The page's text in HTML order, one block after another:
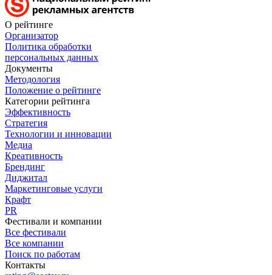
О рейтинге
Организатор
Политика обработки
персональных данных
Документы
Методология
Положение о рейтинге
Категории рейтинга
Эффективность
Стратегия
Технологии и инновации
Медиа
Креативность
Брендинг
Диджитал
Маркетинговые услуги
Крафт
PR
Фестивали и компании
Все фестивали
Все компании
Поиск по работам
Контакты